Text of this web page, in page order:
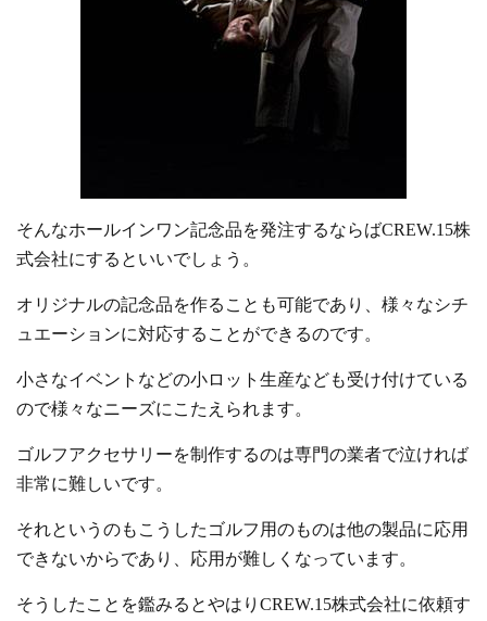
そんなホールインワン記念品を発注するならばCREW.15株
式会社にするといいでしょう。
オリジナルの記念品を作ることも可能であり、様々なシチ
ュエーションに対応することができるのです。
小さなイベントなどの小ロット生産なども受け付けている
ので様々なニーズにこたえられます。
ゴルフアクセサリーを制作するのは専門の業者で泣ければ
非常に難しいです。
それというのもこうしたゴルフ用のものは他の製品に応用
できないからであり、応用が難しくなっています。
そうしたことを鑑みるとやはりCREW.15株式会社に依頼す